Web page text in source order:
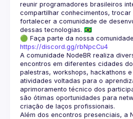
reunir programadores brasileiros
compartilhar conhecimentos, trocar
fortalecer a comunidade de
🟢 Faça parte da nossa
https://discord.gg/rbNpcCu4
A comunidade NodeBR realiza
encontros em diferentes cidades
palestras, workshops, hackathons
atividades voltadas para o
aprimoramento técnico dos
são ótimas oportunidades para
Além dos encontros presenciais, a